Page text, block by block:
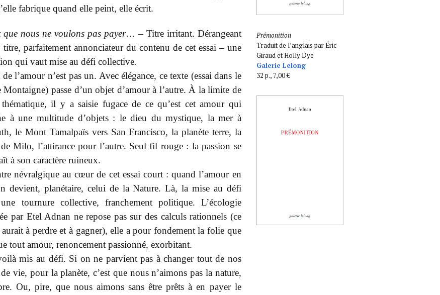
fabrique quand elle peint, elle écrit.
que nous ne voulons pas payer… – Titre irritant. Dérangeant
titre, parfaitement annonciateur du contenu de cet essai – une
qui vaut mise au défi collective.
de l’amour n’est pas un. Avec élégance, ce texte (essai dans le
Montaigne) passe d’un objet d’amour à l’autre. À la limite de
thématique, il y a saisie fugace de ce qu’est cet amour qui
à une multitude d’objets : le dieu du mystique, la mer à
le Mont Tamalpaïs vers San Francisco, la planète terre, la
Milo, l’attirance pour l’autre. Seul fil rouge : la passion se
à son caractère ruineux.
névralgique au cœur de cet essai court : quand l’amour en
devient, planétaire, celui de la Nature. Là, la mise au défi
tournure collective, franchement politique. L’écologie
par Etel Adnan ne repose pas sur des calculs rationnels (ce
à perdre et à gagner), elle a pour fondement la folie que
tout amour, renoncement passionné, exorbitant.
mis au défi. Si on ne parvient pas à changer tout de nos
vie, pour la planète, c’est que nous n’aimons pas la nature,
Ou, pire, que nous aimons sans être prêts à en payer le
Prémonition
Traduit de l’anglais par Éric
Giraud et Holly Dye
Galerie Lelong
32 p., 7,00 €